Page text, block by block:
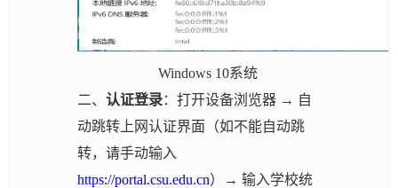
Windows 10系统
二、 认证登录：打开设备浏览器 → 自
动跳转上网认证界面（如不能自动跳
转，请手动输入
https://portal.csu.edu.cn）→ 输入学校统